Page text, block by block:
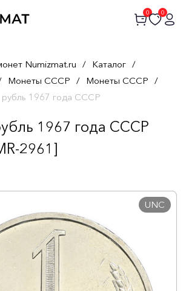
0 0
Numizmat.ru / Каталог /
Монеты СССР / Монеты СССР /
рубль 1967 года СССР
1967 года СССР
2961]
UNC